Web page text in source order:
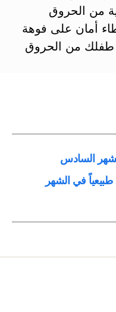
من الحروق
أمان على فوهة
طفلك من الحروق
السادس
في الشهر